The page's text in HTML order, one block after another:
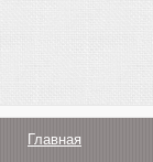
Главная